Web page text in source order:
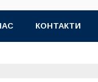
КОНТАКТИ